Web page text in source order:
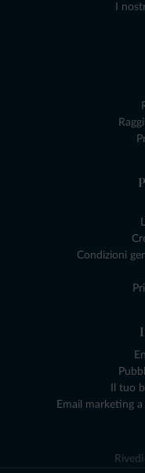
I
Condizioni
Il tuo
Email marketing